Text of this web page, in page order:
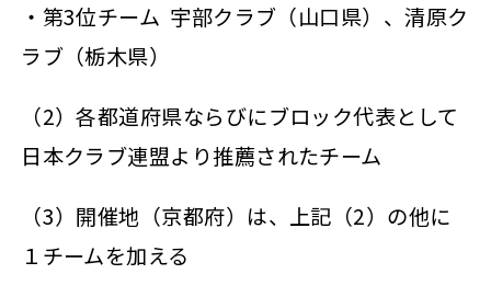
・第3位チーム 宇部クラブ（山口県）、清原ク
ラブ（栃木県）
（2）各都道府県ならびにブロック代表として
日本クラブ連盟より推薦されたチーム
（3）開催地（京都府）は、上記（2）の他に
１チームを加える